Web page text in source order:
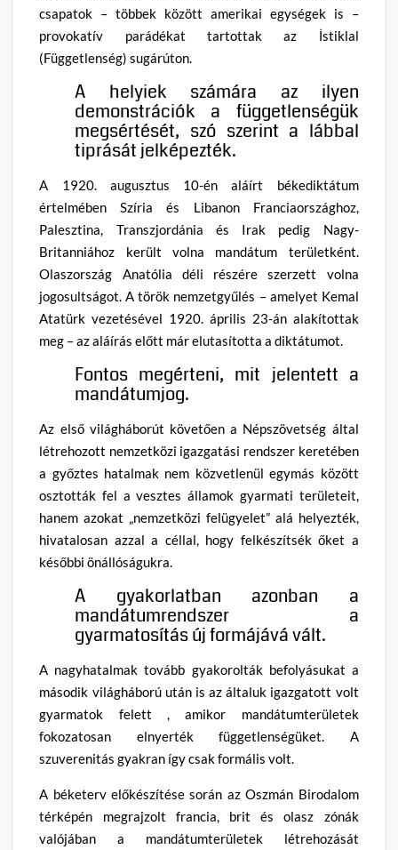
csapatok – többek között amerikai egységek is –
provokatív parádékat tartottak az İstiklal
(Függetlenség) sugárúton.
A helyiek számára az ilyen
demonstrációk a függetlenségük
megsértését, szó szerint a lábbal
tiprását jelképezték.
A 1920. augusztus 10-én aláírt békediktátum
értelmében Szíria és Libanon Franciaországhoz,
Palesztina, Transzjordánia és Irak pedig Nagy-
Britanniához került volna mandátum területként.
Olaszország Anatólia déli részére szerzett volna
jogosultságot. A török nemzetgyűlés – amelyet Kemal
Atatürk vezetésével 1920. április 23-án alakítottak
meg – az aláírás előtt már elutasította a diktátumot.
Fontos megérteni, mit jelentett a
mandátumjog.
Az első világháborút követően a Népszövetség által
létrehozott nemzetközi igazgatási rendszer keretében
a győztes hatalmak nem közvetlenül egymás között
osztották fel a vesztes államok gyarmati területeit,
hanem azokat „nemzetközi felügyelet” alá helyezték,
hivatalosan azzal a céllal, hogy felkészítsék őket a
későbbi önállóságukra.
A gyakorlatban azonban a
mandátumrendszer a
gyarmatosítás új formájává vált.
A nagyhatalmak tovább gyakorolták befolyásukat a
második világháború után is az általuk igazgatott volt
gyarmatok felett , amikor mandátumterületek
fokozatosan elnyerték függetlenségüket. A
szuverenitás gyakran így csak formális volt.
A béketerv előkészítése során az Oszmán Birodalom
térképén megrajzolt francia, brit és olasz zónák
valójában a mandátumterületek létrehozását